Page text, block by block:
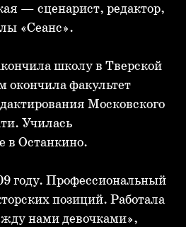
— сценарист, редактор,
«Сеанс».
школу в Тверской
окончила факультет
Московского
Училась
в Останкино.
году. Профессиональный
позиций. Работала
нами девочками»,